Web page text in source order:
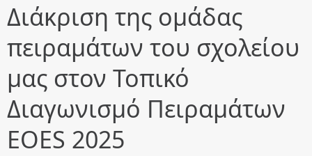
Διάκριση της ομάδας
πειραμάτων του σχολείου
μας στον Τοπικό
Διαγωνισμό Πειραμάτων
EΟES 2025